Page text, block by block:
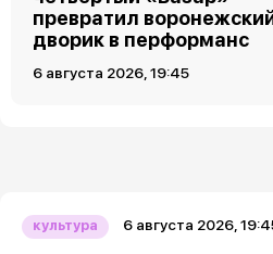
превратил
дворик в перформанс
6 августа 2026, 19:45
культура 6 августа 2026,